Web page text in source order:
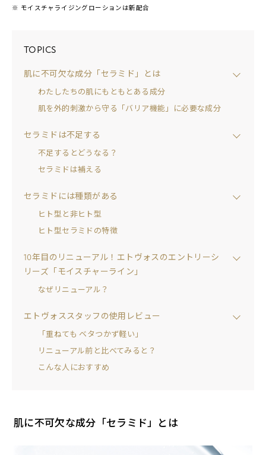
※ モイスチャライジングローションは新配合
TOPICS
肌に不可欠な成分「セラミド」とは
わたしたちの肌にもともとある成分
肌を外的刺激から守る「バリア機能」に必要な成分
セラミドは不足する
不足するとどうなる？
セラミドは補える
セラミドには種類がある
ヒト型と非ヒト型
ヒト型セラミドの特徴
10年目のリニューアル！エトヴォスのエントリーシ
リーズ「モイスチャーライン」
なぜリニューアル？
エトヴォススタッフの使用レビュー
「重ねても ベタつかず軽い」
リニューアル前と比べてみると？
こんな人におすすめ
肌に不可欠な成分「セラミド」とは